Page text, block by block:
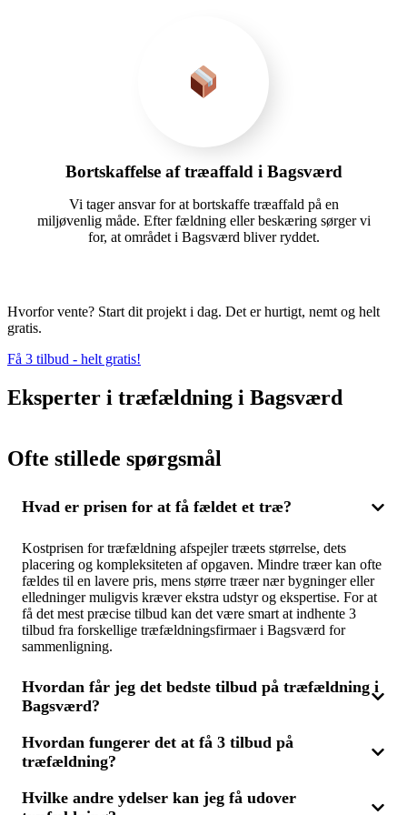
Bortskaffelse af træaffald i Bagsværd
Vi tager ansvar for at bortskaffe træaffald på en
miljøvenlig måde. Efter fældning eller beskæring sørger vi
for, at området i Bagsværd bliver ryddet.
Hvorfor vente? Start dit projekt i dag. Det er hurtigt, nemt og helt
gratis.
Få 3 tilbud - helt gratis!
Eksperter i træfældning i Bagsværd
Ofte stillede spørgsmål
Hvad er prisen for at få fældet et træ?
Kostprisen for træfældning afspejler træets størrelse, dets
placering og kompleksiteten af opgaven. Mindre træer kan ofte
fældes til en lavere pris, mens større træer nær bygninger eller
elledninger muligvis kræver ekstra udstyr og ekspertise. For at
få det mest præcise tilbud kan det være smart at indhente 3
tilbud fra forskellige træfældningsfirmaer i Bagsværd for
sammenligning.
Hvordan får jeg det bedste tilbud på træfældning i
Bagsværd?
For at opnå det mest fordelagtige tilbud bør du anmode om 3
tilbud fra forskellige træfældningsfirmaer i Bagsværd. Du kan
kundeanmeldelser for at sikre dig den bedste service til den
Hvordan fungerer det at få 3 tilbud på
træfældning?
Du skal blot beskrive din opgave kort, når du søger om 3 tilbud
Hvilke andre ydelser kan jeg få udover